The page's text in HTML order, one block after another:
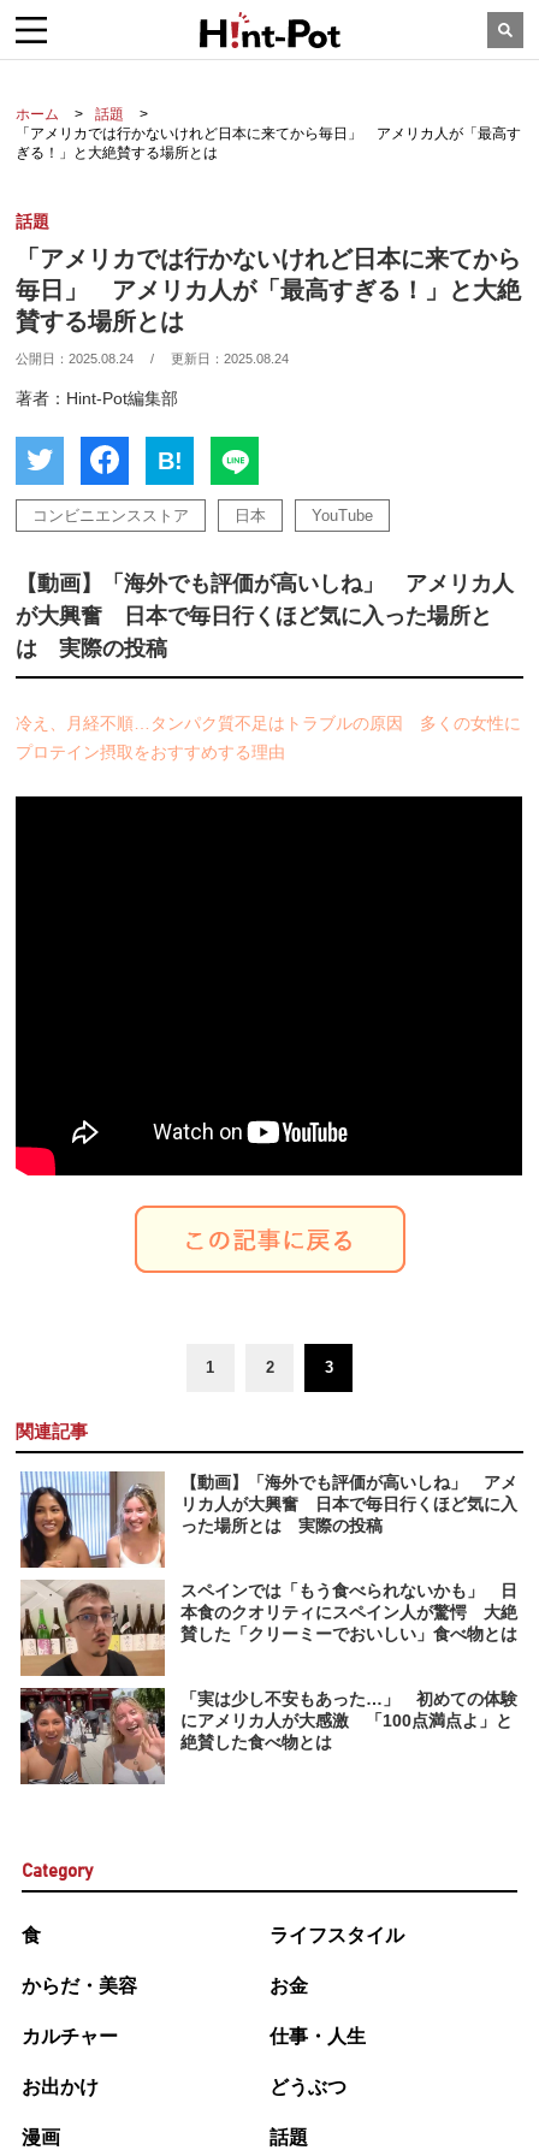
ホーム
話題
「アメリカでは行かないけれど日本に来てから毎日」 アメリカ人が「最高す
ぎる！」と大絶賛する場所とは
話題
「アメリカでは行かないけれど日本に来てから
毎日」 アメリカ人が「最高すぎる！」と大絶
賛する場所とは
公開日：2025.08.24 / 更新日：2025.08.24
著者：Hint-Pot編集部
B!
コンビニエンスストア 日本 YouTube
【動画】「海外でも評価が高いしね」 アメリカ人
が大興奮 日本で毎日行くほど気に入った場所と
は 実際の投稿
冷え、月経不順…タンパク質不足はトラブルの原因 多くの女性に
プロテイン摂取をおすすめする理由
1 2 3
関連記事
【動画】「海外でも評価が高いしね」 アメ
リカ人が大興奮 日本で毎日行くほど気に入
った場所とは 実際の投稿
スペインでは「もう食べられないかも」 日
本食のクオリティにスペイン人が驚愕 大絶
賛した「クリーミーでおいしい」食べ物とは
「実は少し不安もあった…」 初めての体験
にアメリカ人が大感激 「100点満点よ」と
絶賛した食べ物とは
Category
食 ライフスタイル
からだ・美容 お金
カルチャー 仕事・人生
お出かけ どうぶつ
漫画 話題